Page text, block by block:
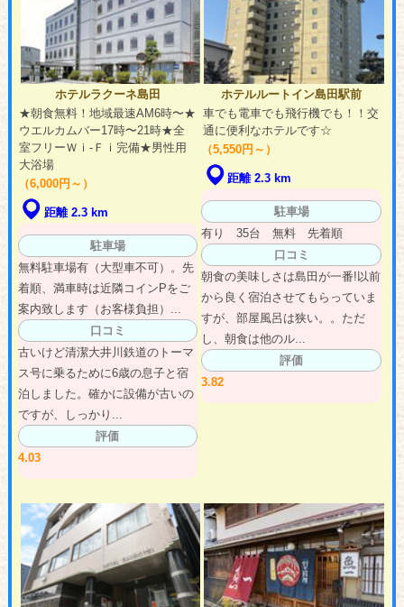
ホテルラクーネ島田
★朝食無料！地域最速AM6時〜★
ウエルカムバー17時〜21時★全
室フリーＷｉ-Ｆｉ完備★男性用
大浴場
（6,000円～）
距離 2.3 km
駐車場
無料駐車場有（大型車不可）。先
着順、満車時は近隣コインPをご
案内致します（お客様負担）...
口コミ
古いけど清潔大井川鉄道のトーマ
ス号に乗るために6歳の息子と宿
泊しました。確かに設備が古いの
ですが、しっかり...
評価
4.03
ホテルルートイン島田駅前
車でも電車でも飛行機でも！！交
通に便利なホテルです☆
（5,550円～）
距離 2.3 km
駐車場
有り 35台 無料 先着順
口コミ
朝食の美味しさは島田が一番!以前
から良く宿泊させてもらっていま
すが、部屋風呂は狭い。。ただ
し、朝食は他のル...
評価
3.82